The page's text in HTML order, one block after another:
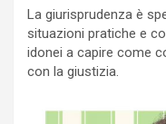
La giurisprudenza è
situazioni pratiche e
idonei a capire come
con la giustizia.